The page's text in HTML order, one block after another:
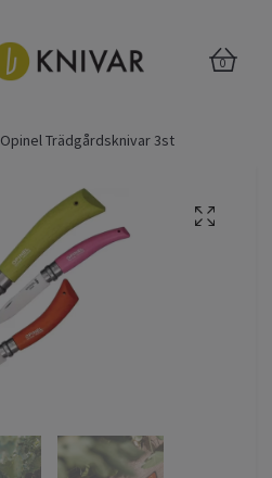
0
Opinel Trädgårdsknivar 3st